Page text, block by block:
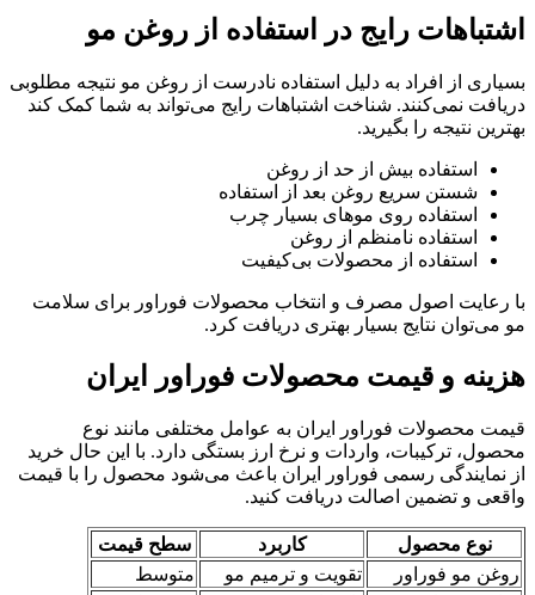
اشتباهات رایج در استفاده از روغن مو
بسیاری از افراد به دلیل استفاده نادرست از روغن مو نتیجه مطلوبی
دریافت نمی‌کنند. شناخت اشتباهات رایج می‌تواند به شما کمک کند
بهترین نتیجه را بگیرید.
استفاده بیش از حد از روغن
شستن سریع روغن بعد از استفاده
استفاده روی موهای بسیار چرب
استفاده نامنظم از روغن
استفاده از محصولات بی‌کیفیت
با رعایت اصول مصرف و انتخاب محصولات فوراور برای سلامت
مو می‌توان نتایج بسیار بهتری دریافت کرد.
هزینه و قیمت محصولات فوراور ایران
قیمت محصولات فوراور ایران به عوامل مختلفی مانند نوع
محصول، ترکیبات، واردات و نرخ ارز بستگی دارد. با این حال خرید
از نمایندگی رسمی فوراور ایران باعث می‌شود محصول را با قیمت
واقعی و تضمین اصالت دریافت کنید.
نوع محصول کاربرد
سطح قیمت
روغن مو فوراور
تقویت و ترمیم مو
متوسط